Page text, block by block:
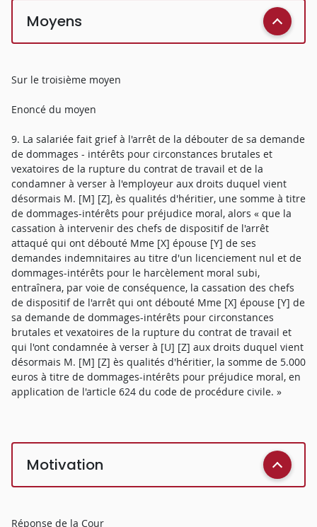
Moyens
Sur le troisième moyen
Enoncé du moyen
9. La salariée fait grief à l'arrêt de la débouter de sa demande
de dommages - intérêts pour circonstances brutales et
vexatoires de la rupture du contrat de travail et de la
condamner à verser à l'employeur aux droits duquel vient
désormais M. [M] [Z], ès qualités d'héritier, une somme à titre
de dommages-intérêts pour préjudice moral, alors « que la
cassation à intervenir des chefs de dispositif de l'arrêt
attaqué qui ont débouté Mme [X] épouse [Y] de ses
demandes indemnitaires au titre d'un licenciement nul et de
dommages-intérêts pour le harcèlement moral subi,
entraînera, par voie de conséquence, la cassation des chefs
de dispositif de l'arrêt qui ont débouté Mme [X] épouse [Y] de
sa demande de dommages-intérêts pour circonstances
brutales et vexatoires de la rupture du contrat de travail et
qui l'ont condamnée à verser à [U] [Z] aux droits duquel vient
désormais M. [M] [Z] ès qualités d'héritier, la somme de 5.000
euros à titre de dommages-intérêts pour préjudice moral, en
application de l'article 624 du code de procédure civile. »
Motivation
Réponse de la Cour